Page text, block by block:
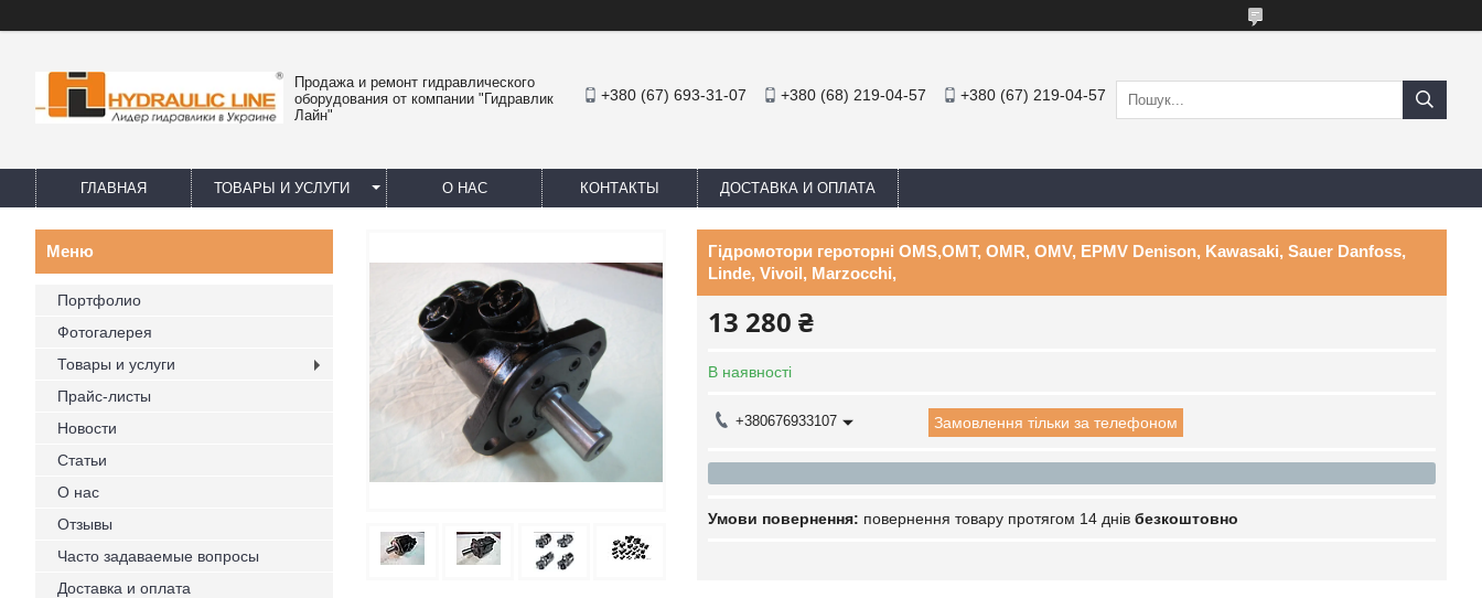
Продажа и ремонт гидравлического
оборудования от компании "Гидравлик
Лайн"
+380 (67) 693-31-07 +380 (68) 219-04-57 +380 (67) 219-04-57
ГЛАВНАЯ ТОВАРЫ И УСЛУГИ О НАС КОНТАКТЫ ДОСТАВКА И ОПЛАТА
Гідромотори героторні OMS,OMT, OMR, OMV, EPMV Denison, Kawasaki, Sauer Danfoss,
Linde, Vivoil, Marzocchi,
13 280 ₴
В наявності
+380676933107 Замовлення тільки за телефоном
повернення товару протягом 14 днів безкоштовно
Портфолио
Фотогалерея
Товары и услуги
Прайс-листы
Новости
Статьи
О нас
Отзывы
Часто задаваемые вопросы
Доставка и оплата